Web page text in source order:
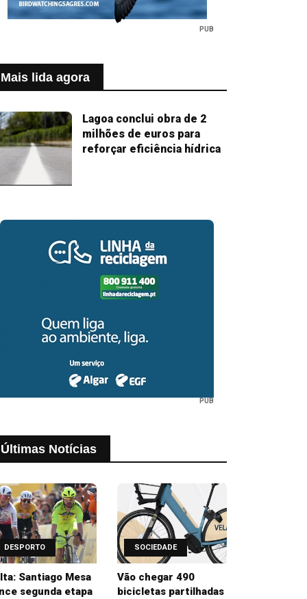
PUB
Mais lida agora
Lagoa conclui obra de 2
milhões de euros para
reforçar eficiência hídrica
PUB
Últimas Notícias
DESPORTO
Santiago Mesa
segunda etapa
SOCIEDADE
Vão chegar 490
bicicletas partilhadas